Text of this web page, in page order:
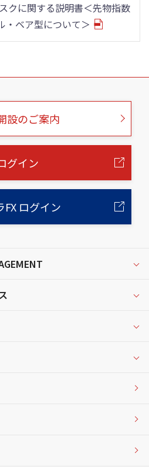
クに関する説明書＜先物指数
・ベア型について＞
設のご案内
グイン
FX ログイン